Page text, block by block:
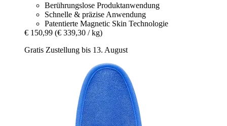
Berührungslose Produktanwendung
Schnelle & präzise Anwendung
Patentierte Magnetic Skin Technologie
€ 150,99 (€ 339,30 / kg)
Gratis Zustellung bis 13. August